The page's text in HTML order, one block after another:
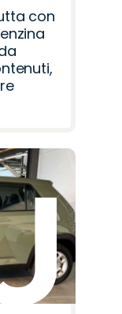
con